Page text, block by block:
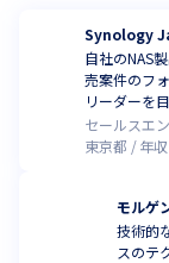
Synology
自社のNAS
売案件のフ
リーダーを
セールスエ
東京都
年
モルゲ
技術的
スのテ